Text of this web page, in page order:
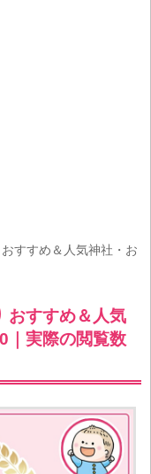
すすめ＆人気神社・お
おすすめ＆人気
実際の閲覧数